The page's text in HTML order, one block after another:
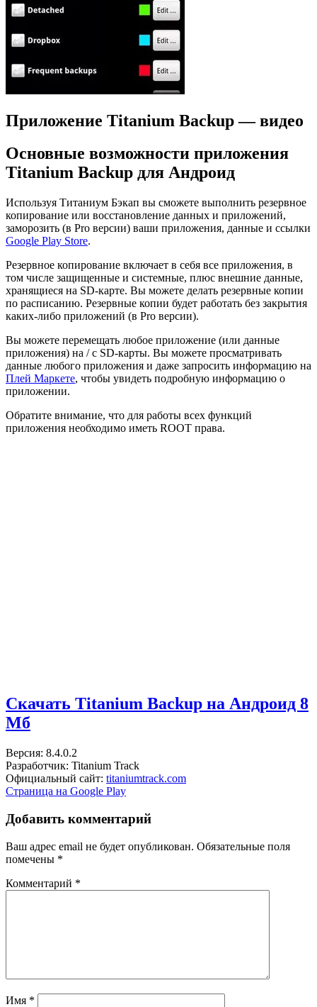
Приложение Titanium Backup — видео
Основные возможности приложения
Titanium Backup для Андроид
Используя Титаниум Бэкап вы сможете выполнить резервное
копирование или восстановление данных и приложений,
заморозить (в Pro версии) ваши приложения, данные и ссылки
Google Play Store.
Резервное копирование включает в себя все приложения, в
том числе защищенные и системные, плюс внешние данные,
хранящиеся на SD-карте. Вы можете делать резервные копии
по расписанию. Резервные копии будет работать без закрытия
каких-либо приложений (в Pro версии).
Вы можете перемещать любое приложение (или данные
приложения) на / с SD-карты. Вы можете просматривать
данные любого приложения и даже запросить информацию на
Плей Маркете, чтобы увидеть подробную информацию о
приложении.
Обратите внимание, что для работы всех функций
приложения необходимо иметь ROOT права.
Скачать Titanium Backup на Андроид 8
Мб
Версия: 8.4.0.2
Разработчик: Titanium Track
Официальный сайт: titaniumtrack.com
Страница на Google Play
Добавить комментарий
Ваш адрес email не будет опубликован. Обязательные поля
помечены *
Комментарий *
Имя *